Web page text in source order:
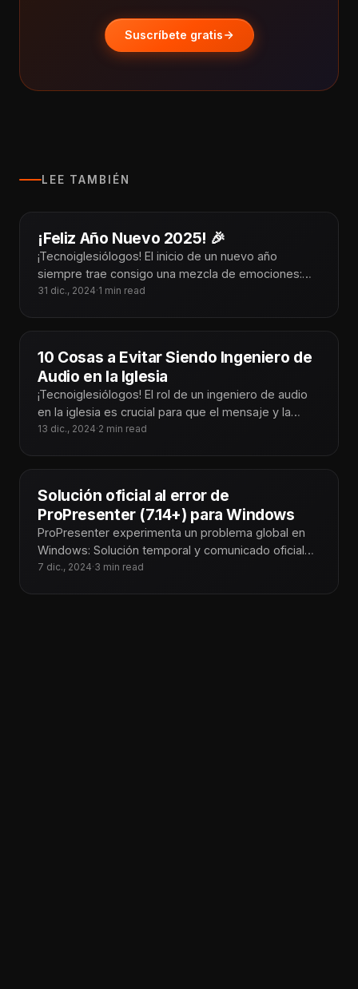
Suscríbete gratis
LEE TAMBIÉN
¡Feliz Año Nuevo 2025! 🎉
¡Tecnoiglesiólogos! El inicio de un nuevo año
siempre trae consigo una mezcla de emociones:
gratitud por las bendiciones del año
31 dic., 2024·1 min read
10 Cosas a Evitar Siendo Ingeniero de
Audio en la Iglesia
¡Tecnoiglesiólogos! El rol de un ingeniero de audio
en la iglesia es crucial para que el mensaje y la
adoración
13 dic., 2024·2 min read
Solución oficial al error de
ProPresenter (7.14+) para Windows
ProPresenter experimenta un problema global en
Windows: Solución temporal y comunicado oficial
En Tecnoiglesia, somos conscientes del impacto
7 dic., 2024·3 min read